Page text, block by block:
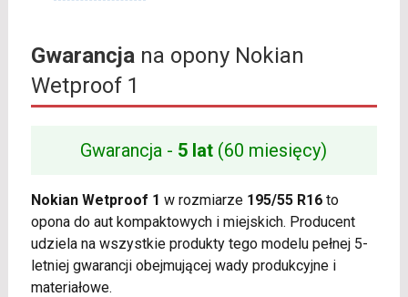
Gwarancjana opony Nokian
Wetproof 1
Gwarancja - 5 lat (60 miesięcy)
Nokian Wetproof 1 w rozmiarze 195/55 R16to
opona do aut kompaktowych i miejskich. Producent
udziela na wszystkie produkty tego modelu pełnej 5-
letniej gwarancji obejmującej wady produkcyjne i
materiałowe.